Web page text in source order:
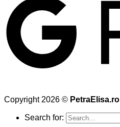
Copyright 2026 © PetraElisa.ro
Search for: